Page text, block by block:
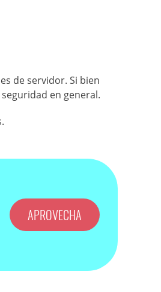
de servidor. Si bien
en general.
APROVECHA